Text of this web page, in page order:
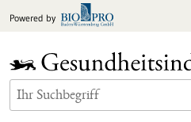
Inhalt
Powered by